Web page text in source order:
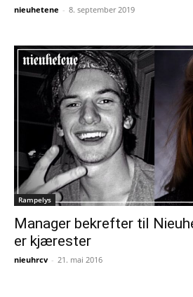
nieuhetene - 8. september 2019
Rampelys
Manager bekrefter til
er kjærester
nieuhrcv - 21. mai 2016